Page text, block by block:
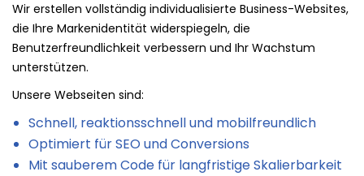
Wir erstellen vollständig individualisierte Business-Websites,
die Ihre Markenidentität widerspiegeln, die
Benutzerfreundlichkeit verbessern und Ihr Wachstum
unterstützen.
Unsere Webseiten sind:
Schnell, reaktionsschnell und mobilfreundlich
Optimiert für SEO und Conversions
Mit sauberem Code für langfristige Skalierbarkeit